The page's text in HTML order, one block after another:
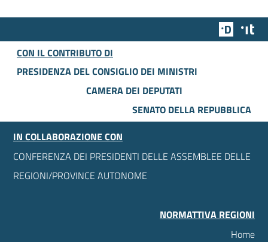
Team
CON IL CONTRIBUTO DI
PRESIDENZA DEL CONSIGLIO DEI MINISTRI
CAMERA DEI DEPUTATI
SENATO DELLA REPUBBLICA
IN COLLABORAZIONE CON
CONFERENZA DEI PRESIDENTI DELLE ASSEMBLEE DELLE
REGIONI/PROVINCE AUTONOME
NORMATTIVA REGIONI
Home